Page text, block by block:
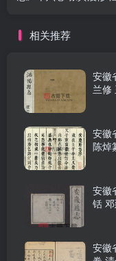
相关推荐
安徽
兰修
安徽
陈焯
安徽
铦
安徽